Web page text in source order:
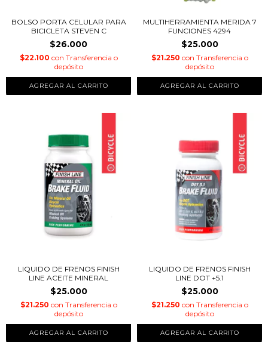
BOLSO PORTA CELULAR PARA
BICICLETA STEVEN C
$26.000
$22.100 con Transferencia o
depósito
MULTIHERRAMIENTA MERIDA 7
FUNCIONES 4294
$25.000
$21.250 con Transferencia o
depósito
LIQUIDO DE FRENOS FINISH
LINE ACEITE MINERAL
$25.000
$21.250 con Transferencia o
depósito
LIQUIDO DE FRENOS FINISH
LINE DOT +5.1
$25.000
$21.250 con Transferencia o
depósito